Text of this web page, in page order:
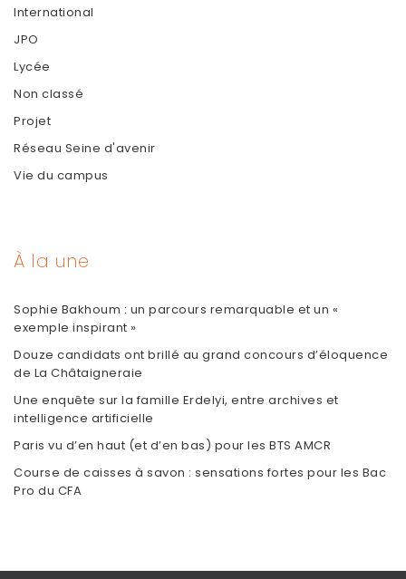
International
JPO
Lycée
Non classé
Projet
Réseau Seine d'avenir
Vie du campus
À la une
Sophie Bakhoum : un parcours remarquable et un «
exemple inspirant »
Douze candidats ont brillé au grand concours d’éloquence
de La Châtaigneraie
Une enquête sur la famille Erdelyi, entre archives et
intelligence artificielle
Paris vu d’en haut (et d’en bas) pour les BTS AMCR
Course de caisses à savon : sensations fortes pour les Bac
Pro du CFA